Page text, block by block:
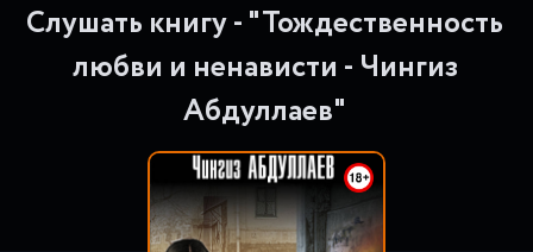
Слушать книгу - "Тождественность
любви и ненависти - Чингиз
Абдуллаев"